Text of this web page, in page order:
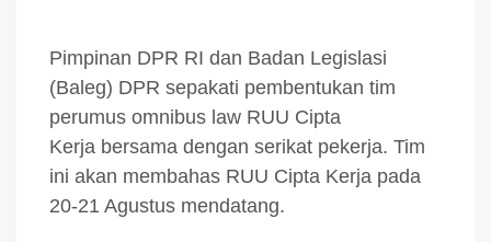
Pimpinan DPR RI dan Badan Legislasi
(Baleg) DPR sepakati pembentukan tim
perumus omnibus law RUU Cipta
Kerja bersama dengan serikat pekerja. Tim
ini akan membahas RUU Cipta Kerja pada
20-21 Agustus mendatang.